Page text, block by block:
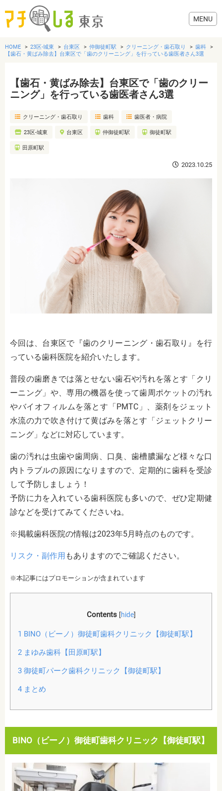
グルメ
美容・健康
歯医者・病院
HOME 23区-城東 台東区 仲御徒町駅 クリーニング・歯石取り
歯科
【歯石・黄ばみ除去】台東区で「歯のクリーニング」を行っている歯医者さん3選
【歯石・黄ばみ除去】台東区で「歯のクリー
ニング」を行っている歯医者さん3選
クリーニング・歯石取り 歯科 歯医者・病院
23区-城東 台東区 仲御徒町駅 御徒町駅
田原町駅
2023.10.25
今回は、台東区で『歯のクリーニング・歯石取り』を行
っている歯科医院を紹介いたします。
普段の歯磨きでは落とせない歯石や汚れを落とす「クリ
ーニング」や、専用の機器を使って歯周ポケットの汚れ
やバイオフィルムを落とす「PMTC」、薬剤をジェット
水流の力で吹き付けて黄ばみを落とす「ジェットクリー
ニング」などに対応しています。
歯の汚れは虫歯や歯周病、口臭、歯槽膿漏など様々な口
内トラブルの原因になりますので、定期的に歯科を受診
して予防しましょう！
予防に力を入れている歯科医院も多いので、ぜひ定期健
診などを受けてみてくださいね。
※掲載歯科医院の情報は2023年5月時点のものです。
リスク・副作用 もありますのでご確認ください。
※本記事にはプロモーションが含まれています
Contents [hide]
1 BINO（ビーノ）御徒町歯科クリニック【御徒町駅】
2まゆみ歯科【田原町駅】
3御徒町パーク歯科クリニック【御徒町駅】
4まとめ
BINO（ビーノ）御徒町歯科クリニック【御徒町駅】